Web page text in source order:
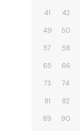
41 42
49 50
57 58
65 66
73 74
81 82
89 90